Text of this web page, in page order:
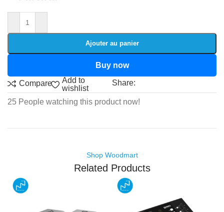
Ajouter au panier
Buy now
Compare
Add to
wishlist
Share:
25 People watching this product now!
Shop Woodmart
Related Products